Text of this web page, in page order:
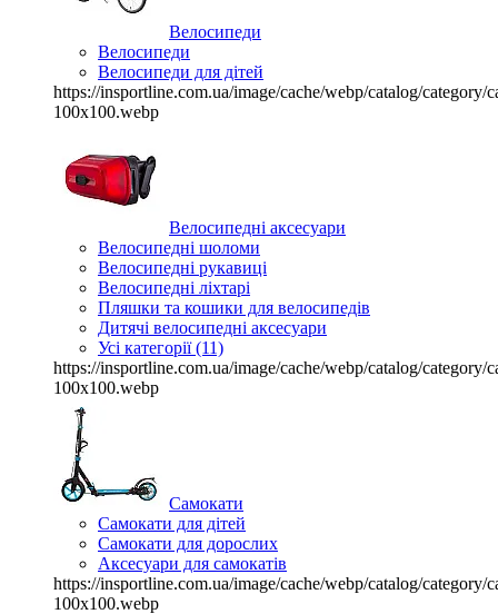
Велосипеди
Велосипеди
Велосипеди для дітей
https://insportline.com.ua/image/cache/webp/catalog/category/
100x100.webp
Велосипедні аксесуари
Велосипедні шоломи
Велосипедні рукавиці
Велосипедні ліхтарі
Пляшки та кошики для велосипедів
Дитячі велосипедні аксесуари
Усі категорії (11)
https://insportline.com.ua/image/cache/webp/catalog/category/
100x100.webp
Самокати
Самокати для дітей
Самокати для дорослих
Аксесуари для самокатів
https://insportline.com.ua/image/cache/webp/catalog/category/
100x100.webp